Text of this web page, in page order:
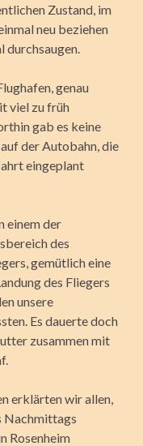
Zustand, im
neu beziehen
durchsaugen.
genau
viel zu früh
gab es keine
der Autobahn, die
eingeplant
einem der
des
gemütlich eine
des Fliegers
unsere
Es dauerte doch
zusammen mit
erklärten wir allen,
Nachmittags
Rosenheim